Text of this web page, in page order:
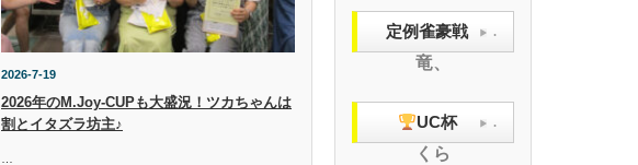
2026-7-19
2026年のM.Joy-CUPも大盛況！ツカちゃんは
割とイタズラ坊主♪
定例雀豪戦 .
竜、
UC杯 .
くら